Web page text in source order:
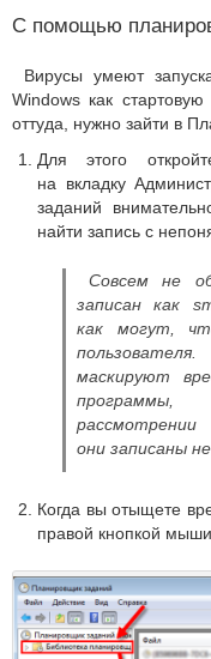
С помощью
Вирусы умеют
Windows как
оттуда, нужно зайти в
Для этого
на вкладку
заданий
найти запись с
Совсем не
записан как
как могут,
маскируют
они записаны
Когда вы отыщете
правой кнопкой